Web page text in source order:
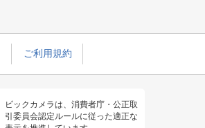
ご利用規約
ビックカメラは、消費者庁・公正取
引委員会認定ルールに従った適正な